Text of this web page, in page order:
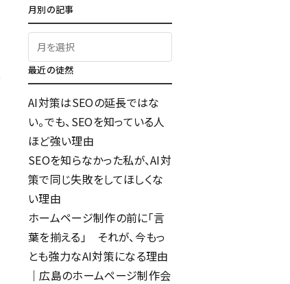
月別の記事
最近の徒然
AI対策はSEOの延長ではな
い。でも、SEOを知っている人
ほど強い理由
SEOを知らなかった私が、AI対
策で同じ失敗をしてほしくな
い理由
ホームページ制作の前に「言
葉を揃える」 それが、今もっ
とも強力なAI対策になる理由
｜広島のホームページ制作会